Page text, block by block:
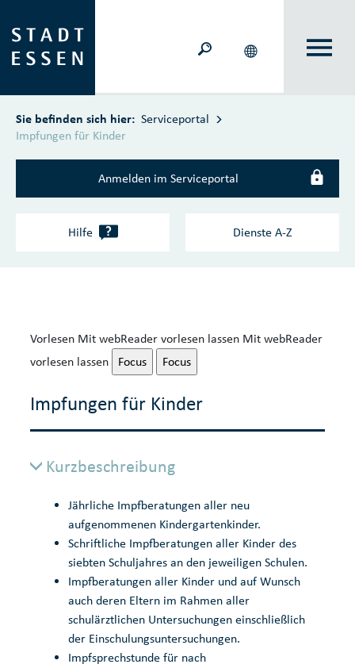
Sie befinden sich hier: Serviceportal
Impfungen für Kinder
Anmelden im Serviceportal
Hilfe ? Dienste A‑Z
Vorlesen Mit webReader vorlesen lassen Mit webReader
vorlesen lassen
Focus Focus
Impfungen für Kinder
Kurzbeschreibung
Jährliche Impfberatungen aller neu
aufgenommenen Kindergartenkinder.
Schriftliche Impfberatungen aller Kinder des
siebten Schuljahres an den jeweiligen Schulen.
Impfberatungen aller Kinder und auf Wunsch
auch deren Eltern im Rahmen aller
schulärztlichen Untersuchungen einschließlich
der Einschulungsuntersuchungen.
Impfsprechstunde für nach